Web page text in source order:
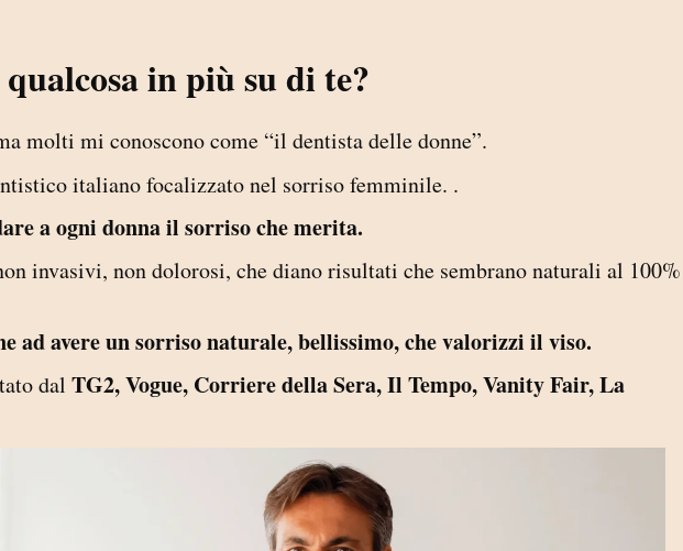
in più su di te?
molti mi conoscono come “il dentista delle donne”.
italiano focalizzato nel sorriso femminile. .
a ogni donna il sorriso che merita.
invasivi, non dolorosi, che diano risultati che sembrano naturali al
ad avere un sorriso naturale, bellissimo, che valorizzi il viso.
dal TG2, Vogue, Corriere della Sera, Il Tempo, Vanity Fair, La